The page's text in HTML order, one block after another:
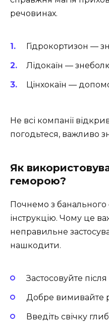
речовинах.
Гідрокортизон —
Лідокаїн —
Цінхокаїн —
Не всі компанії
погодьтеся, важливо
Як
геморою?
Почнемо з
інструкцію. Чому це
неправильне
нашкодити.
Застосовуйте
Добре вимивайте
Введіть свічку